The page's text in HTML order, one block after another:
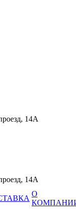
14А
14А
О